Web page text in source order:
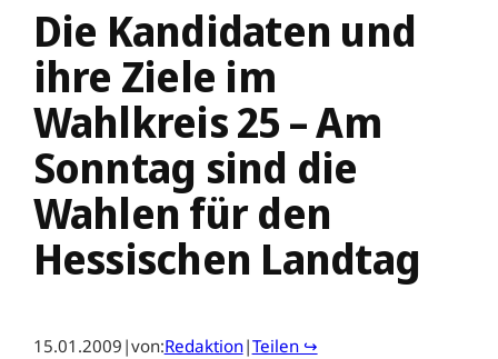
Die Kandidaten und
ihre Ziele im
Wahlkreis 25 – Am
Sonntag sind die
Wahlen für den
Hessischen Landtag
15.01.2009 |von:Redaktion|Teilen ↪